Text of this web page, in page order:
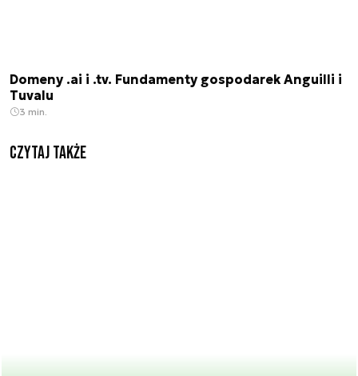
Domeny .ai i .tv. Fundamenty gospodarek Anguilli i
Tuvalu
3 min.
Czytaj także